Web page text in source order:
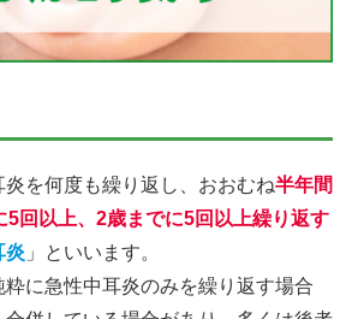
を何度も繰り返し、おおむね半年間
5回以上、2歳までに5回以上繰り返す
炎 」といいます。
に急性中耳炎のみを繰り返す場合